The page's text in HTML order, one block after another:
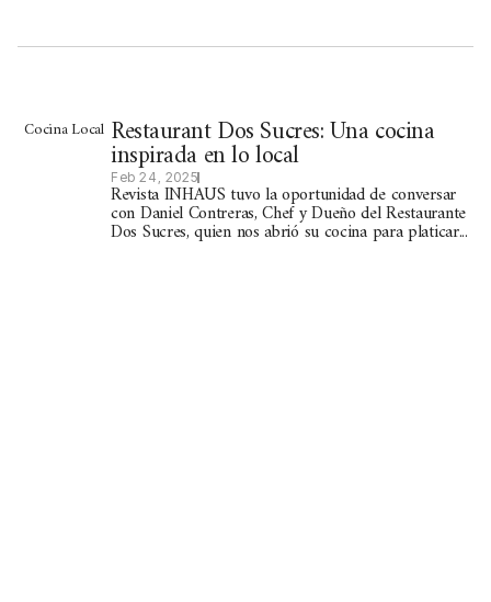
Cocina Local Restaurant Dos Sucres: Una cocina
inspirada en lo local
Feb 24, 2025
Revista INHAUS tuvo la oportunidad de conversar
con Daniel Contreras, Chef y Dueño del Restaurante
Dos Sucres, quien nos abrió su cocina para platicar...